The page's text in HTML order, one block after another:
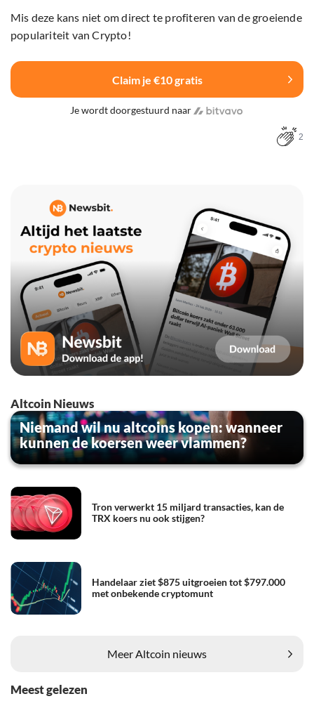
Mis deze kans niet om direct te profiteren van de groeiende
populariteit van Crypto!
Claim je €10 gratis
Je wordt doorgestuurd naar
2
Altcoin Nieuws
Niemand wil nu altcoins kopen: wanneer
kunnen de koersen weer vlammen?
Tron verwerkt 15 miljard transacties, kan de
TRX koers nu ook stijgen?
Handelaar ziet $875 uitgroeien tot $797.000
met onbekende cryptomunt
Meer Altcoin nieuws
Meest gelezen